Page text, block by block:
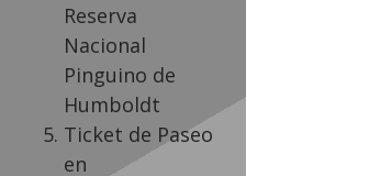
Reserva
Nacional
Pinguino de
Humboldt
Ticket de Paseo
en